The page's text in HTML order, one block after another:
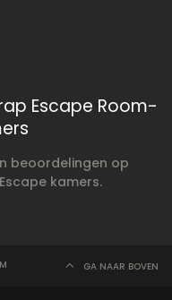
Escape Room-
beoordelingen op
kamers.
GA NAAR BOVEN